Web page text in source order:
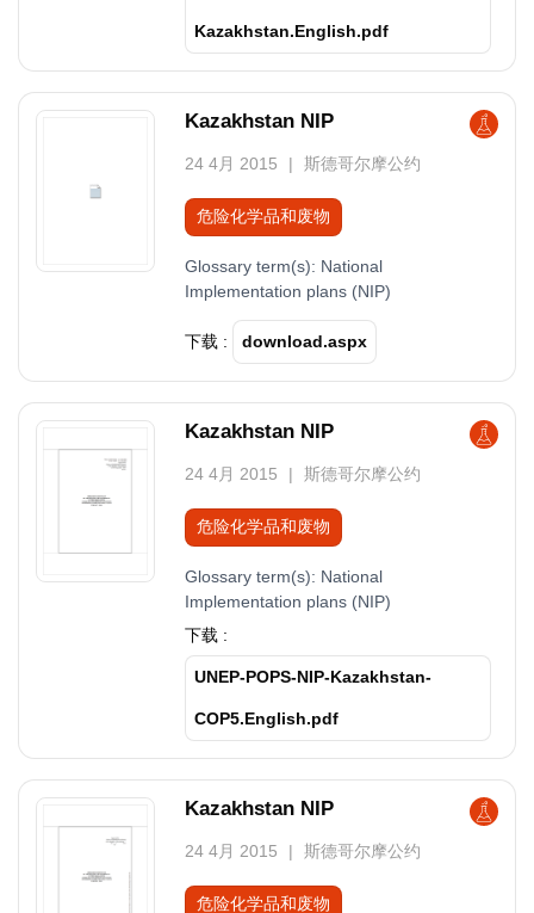
Kazakhstan.English.pdf
Kazakhstan NIP
24 4月 2015 斯德哥尔摩公约
危险化学品和废物
Glossary term(s): National
Implementation plans (NIP)
下载 : download.aspx
Kazakhstan NIP
24 4月 2015 斯德哥尔摩公约
危险化学品和废物
Glossary term(s): National
Implementation plans (NIP)
下载 :
UNEP-POPS-NIP-Kazakhstan-
COP5.English.pdf
Kazakhstan NIP
24 4月 2015 斯德哥尔摩公约
危险化学品和废物